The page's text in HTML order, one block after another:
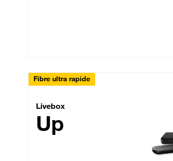
Fibre ultra rapide
Livebox Up Fibre
Livebox
Up